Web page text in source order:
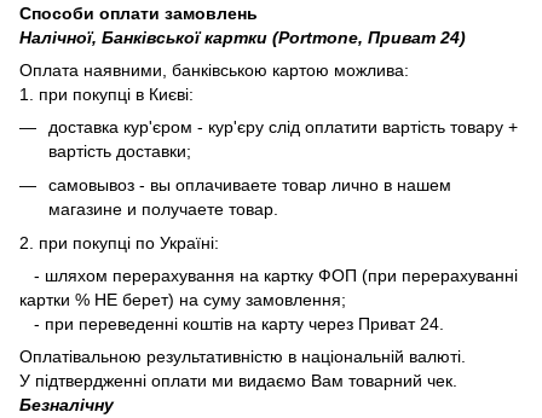
Способи оплати замовлень
Налічної, Банківської картки (Portmone, Приват 24)
Оплата наявними, банківською картою можлива:
1. при покупці в Києві:
доставка кур'єром - кур'єру слід оплатити вартість товару +
вартість доставки;
самовывоз - вы оплачиваете товар лично в нашем
магазине и получаете товар.
2. при покупці по Україні:
- шляхом перерахування на картку ФОП (при перерахуванні
картки % НЕ берет) на суму замовлення;
- при переведенні коштів на карту через Приват 24.
Оплатівальною результативністю в національній валюті.
У підтвердженні оплати ми видаємо Вам товарний чек.
Безналічну